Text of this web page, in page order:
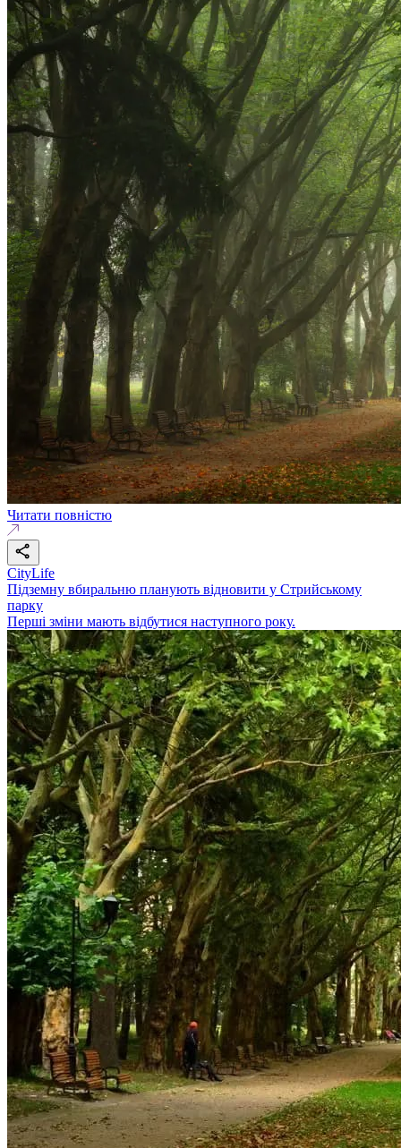
Читати повністю
CityLife
Підземну вбиральню планують відновити у Стрийському
парку
Перші зміни мають відбутися наступного року.